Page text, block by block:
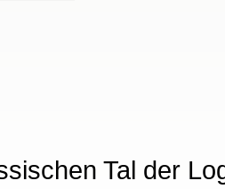
Tal der